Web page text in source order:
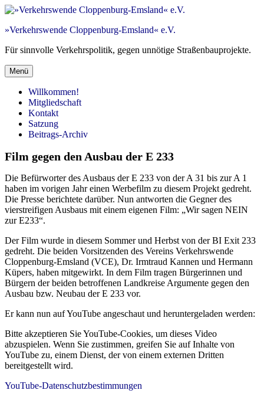
Zum
springen
»Verkehrswende Cloppenburg-Emsland« e.V.
Für sinnvolle Verkehrspolitik, gegen unnötige Straßenbauprojekte.
Menü
Willkommen!
Mitgliedschaft
Kontakt
Satzung
Beitrags-Archiv
Film gegen den Ausbau der E 233
Die Befürworter des Ausbaus der E 233 von der A 31 bis zur A 1
haben im vorigen Jahr einen Werbefilm zu diesem Projekt gedreht.
Die Presse berichtete darüber. Nun antworten die Gegner des
vierstreifigen Ausbaus mit einem eigenen Film: „Wir sagen NEIN
zur E233“.
Der Film wurde in diesem Sommer und Herbst von der BI Exit 233
gedreht. Die beiden Vorsitzenden des Vereins Verkehrswende
Cloppenburg-Emsland (VCE), Dr. Irmtraud Kannen und Hermann
Küpers, haben mitgewirkt. In dem Film tragen Bürgerinnen und
Bürgern der beiden betroffenen Landkreise Argumente gegen den
Ausbau bzw. Neubau der E 233 vor.
Er kann nun auf YouTube angeschaut und heruntergeladen werden:
Bitte akzeptieren Sie YouTube-Cookies, um dieses Video
abzuspielen. Wenn Sie zustimmen, greifen Sie auf Inhalte von
YouTube zu, einem Dienst, der von einem externen Dritten
bereitgestellt wird.
YouTube-Datenschutzbestimmungen